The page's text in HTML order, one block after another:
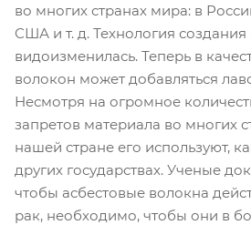
во многих странах мира: в
США и т. д. Технология
видоизменилась. Теперь в
волокон может добавляться
Несмотря на огромное
запретов материала во многих
нашей стране его используют,
других государствах. Ученые
чтобы асбестовые волокна
рак, необходимо, чтобы они в